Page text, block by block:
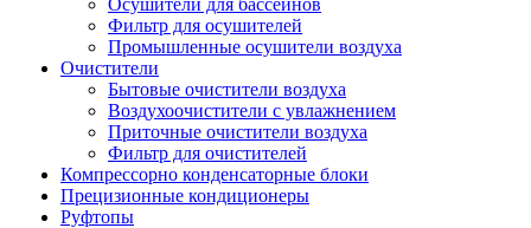
Осушители для бассейнов
Фильтр для осушителей
Промышленные осушители воздуха
Очистители
Бытовые очистители воздуха
Воздухоочистители с увлажнением
Приточные очистители воздуха
Фильтр для очистителей
Компрессорно конденсаторные блоки
Прецизионные кондиционеры
Руфтопы